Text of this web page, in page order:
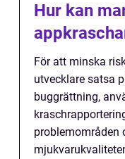
Hur kan
För att minska
utvecklare satsa
buggrättning,
problemområden